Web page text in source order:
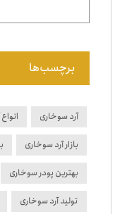
برچسب‌ها
آرد سوخاری
بازار آرد سوخاری
بهترین پودر سوخاری
تولید آرد سوخاری